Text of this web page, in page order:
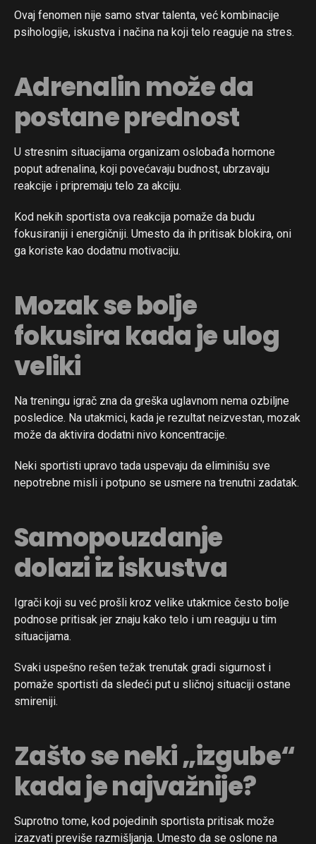
Ovaj fenomen nije samo stvar talenta, već kombinacije
psihologije, iskustva i načina na koji telo reaguje na stres.
Adrenalin može da
postane prednost
U stresnim situacijama organizam oslobađa hormone
poput adrenalina, koji povećavaju budnost, ubrzavaju
reakcije i pripremaju telo za akciju.
Kod nekih sportista ova reakcija pomaže da budu
fokusiraniji i energičniji. Umesto da ih pritisak blokira, oni
ga koriste kao dodatnu motivaciju.
Mozak se bolje
fokusira kada je ulog
veliki
Na treningu igrač zna da greška uglavnom nema ozbiljne
posledice. Na utakmici, kada je rezultat neizvestan, mozak
može da aktivira dodatni nivo koncentracije.
Neki sportisti upravo tada uspevaju da eliminišu sve
nepotrebne misli i potpuno se usmere na trenutni zadatak.
Samopouzdanje
dolazi iz iskustva
Igrači koji su već prošli kroz velike utakmice često bolje
podnose pritisak jer znaju kako telo i um reaguju u tim
situacijama.
Svaki uspešno rešen težak trenutak gradi sigurnost i
pomaže sportisti da sledeći put u sličnoj situaciji ostane
smireniji.
Zašto se neki „izgube“
kada je najvažnije?
Suprotno tome, kod pojedinih sportista pritisak može
izazvati previše razmišljanja. Umesto da se oslone na